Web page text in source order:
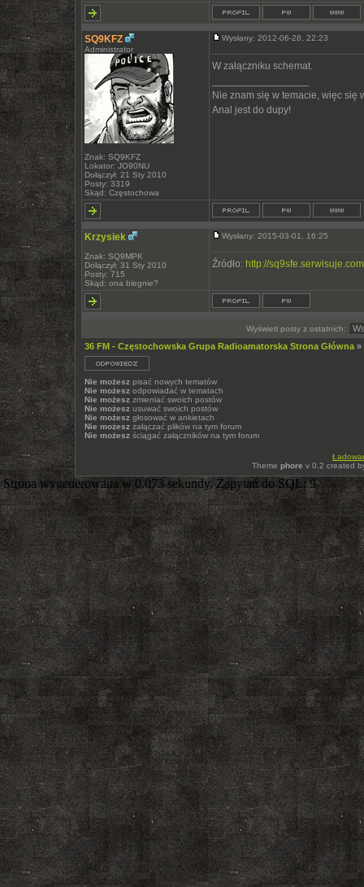
SQ9KFZ
Administrator
Znak: SQ9KFZ
Lokator: JO90NU
Dołączył: 21 Sty 2010
Posty: 3319
Skąd: Częstochowa
Wysłany: 2012-06-28, 22:23
W załączniku schemat.
Nie znam się w temacie, więc się
Anal jest do dupy!
Krzysiek
Znak: SQ9MPK
Dołączył: 31 Sty 2010
Posty: 715
Skąd: ona biegnie?
Wysłany: 2015-03-01, 16:25
Źródło: http://
Wyświetl posty z ostatnich:
36 FM - Częstochowska Grupa Radioamatorska Strona Główna »
Nie możesz pisać nowych tematów
Nie możesz odpowiadać w tematach
Nie możesz zmieniać swoich postów
Nie możesz usuwać swoich postów
Nie możesz głosować w ankietach
Nie możesz załączać plików na tym forum
Nie możesz ściągać załączników na tym forum
Theme phore v 0.2 created
Strona wygenerowana w 0.073 sekundy. Zapytań do SQL: 9